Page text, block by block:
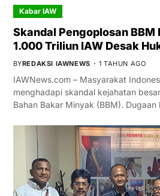
Kabar IAW
Skandal Pengoplosan BBM
1.000 Triliun IAW Desak
BYREDAKSI IAWNEWS 1 TAHUN AGO
IAWNews.com – Masyarakat
menghadapi skandal kejahatan
Bahan Bakar Minyak (BBM).